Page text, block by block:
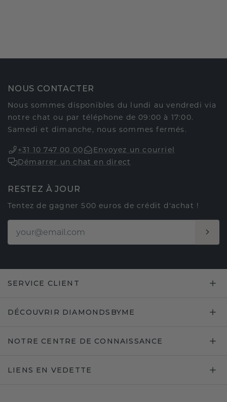
NOUS CONTACTER
Nous sommes disponibles du lundi au vendredi via
notre chat ou par téléphone de 09:00 à 17:00.
Samedi et dimanche, nous sommes fermés.
+31 10 747 00 00
Envoyez un courriel
Démarrer un chat en direct
RESTEZ À JOUR
Tentez de gagner 500 euros de crédit d'achat !
SERVICE CLIENT
DÉCOUVRIR DIAMONDSBYME
NOTRE CENTRE DE CONNAISSANCE
LIENS EN VEDETTE